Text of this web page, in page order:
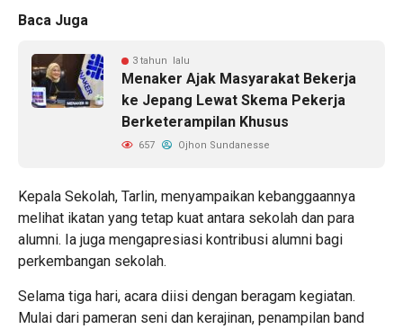
Baca Juga
3 tahun lalu
Menaker Ajak Masyarakat Bekerja
ke Jepang Lewat Skema Pekerja
Berketerampilan Khusus
657 Ojhon Sundanesse
Kepala Sekolah, Tarlin, menyampaikan kebanggaannya
melihat ikatan yang tetap kuat antara sekolah dan para
alumni. Ia juga mengapresiasi kontribusi alumni bagi
perkembangan sekolah.
Selama tiga hari, acara diisi dengan beragam kegiatan.
Mulai dari pameran seni dan kerajinan, penampilan band